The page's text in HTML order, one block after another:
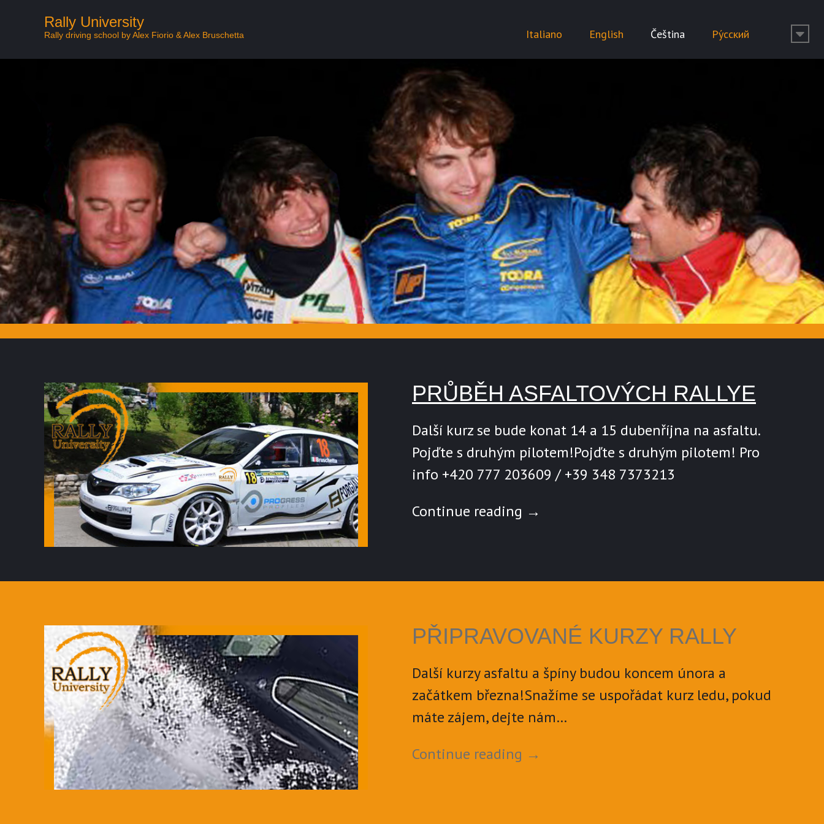
Rally University
Rally driving school by Alex Fiorio & Alex Bruschetta Italiano English Čeština Ру́сский
PRŮBĚH ASFALTOVÝCH RALLYE
Další kurz se bude konat 14 a 15 dubenříjna na asfaltu.
Pojďte s druhým pilotem!Pojďte s druhým pilotem! Pro
info +420 777 203609 / +39 348 7373213
Continue reading →
PŘIPRAVOVANÉ KURZY RALLY
Další kurzy asfaltu a špíny budou koncem února a
začátkem března!Snažíme se uspořádat kurz ledu, pokud
máte zájem, dejte nám…
Continue reading →